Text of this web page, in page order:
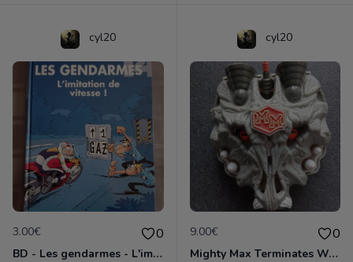
cyl20
3.00€ 0
BD - Les gendarmes - L'imitation de vitesse - Tome 14
cyl20
9.00€ 0
Mighty Max Terminates Wolfship 7